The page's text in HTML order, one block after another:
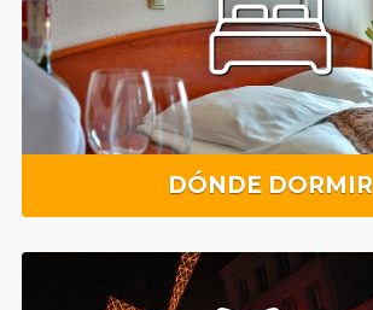
DÓNDE DORMIR